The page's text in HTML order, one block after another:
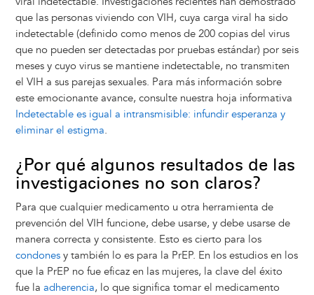
que las personas viviendo con VIH, cuya carga viral ha sido
indetectable (definido como menos de 200 copias del virus
que no pueden ser detectadas por pruebas estándar) por seis
meses y cuyo virus se mantiene indetectable, no transmiten
el VIH a sus parejas sexuales. Para más información sobre
este emocionante avance, consulte nuestra hoja informativa
Indetectable es igual a intransmisible: infundir esperanza y
eliminar el estigma.
¿Por qué algunos resultados de las
investigaciones no son claros?
Para que cualquier medicamento u otra herramienta de
prevención del VIH funcione, debe usarse, y debe usarse de
manera correcta y consistente. Esto es cierto para los
condonesy también lo es para la PrEP. En los estudios en los
que la PrEP no fue eficaz en las mujeres, la clave del éxito
fue la adherencia, lo que significa tomar el medicamento